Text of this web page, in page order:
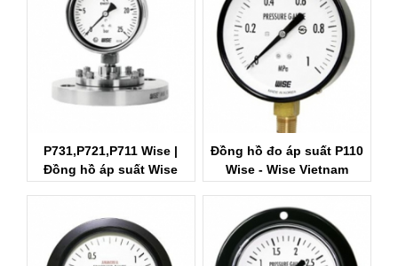
P731,P721,P711 Wise |
Đồng hồ áp suất Wise
Đồng hồ đo áp suất P110
Wise - Wise Vietnam